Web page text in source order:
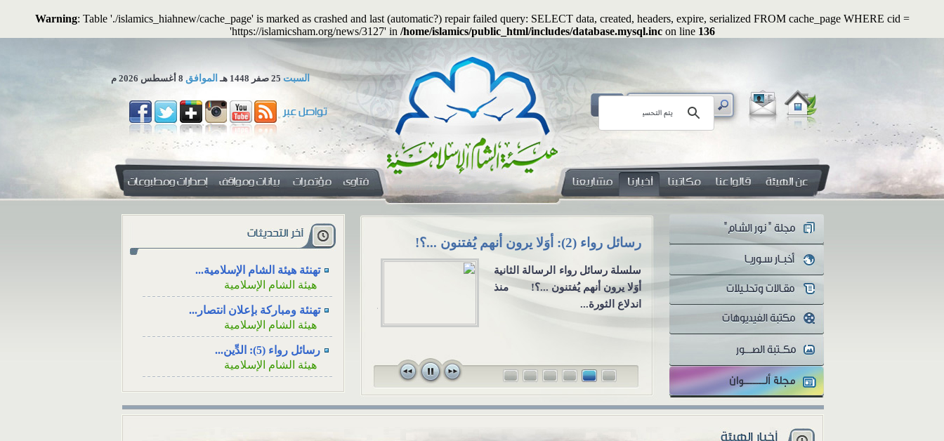
Warning: Table './islamics_hiahnew/cache_page' is marked as crashed and last (automatic?) repair failed query: SELECT data, created, headers, expire, serialized FROM cache_page WHERE cid =
'https://islamicsham.org/news/3127' in /home/islamics/public_html/includes/database.mysql.incon line 136
السبت 25 صفر 1448 هـ الموافق 8 أغسطس 2026 م
الأولى وأصلحوا ذات بينكم
مازال أهل العلم والمفكرون
والمثقفون تتفاوت أنظارهم...
رسائل رواء (2): أوَلا يرون أنهم يُفتنون ...؟!
سلسلة رسائل رواء الرسالة الثانية
أوَلا يرون أنهم يُفتنون ...؟! منذ
اندلاع الثورة...
هل يجوز جعلُ المهرِ منفعةً معنوية؟
هل يجوز جعلُ المهرِ منفعةً
معنوية؟ السؤال: هل يجوز أن
يكون المهرُ منفعةً أو خِدمةً
هل تجوز الاستعاضة عن المال...
المكتب العلمي ـ هيئة الشام...
تهنئة هيئة الشام الإسلامية...
هيئة الشام الإسلامية
تهنئة ومباركة بإعلان انتصار...
هيئة الشام الإسلامية
رسائل رواء (5): الدِّين...
هيئة الشام الإسلامية